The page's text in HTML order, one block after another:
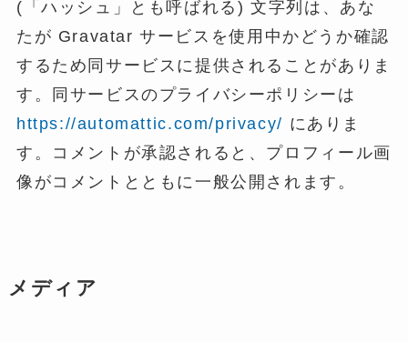
(「ハッシュ」とも呼ばれる) 文字列は、あな
たが Gravatar サービスを使用中かどうか確認
するため同サービスに提供されることがありま
す。同サービスのプライバシーポリシーは
https://automattic.com/privacy/ にありま
す。コメントが承認されると、プロフィール画
像がコメントとともに一般公開されます。
メディア